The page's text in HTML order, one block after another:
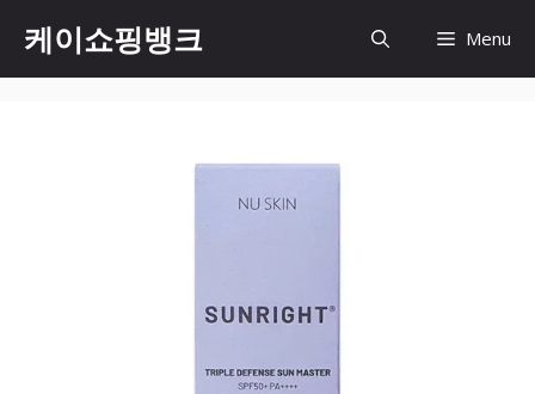
content
케이쇼핑뱅크 Menu